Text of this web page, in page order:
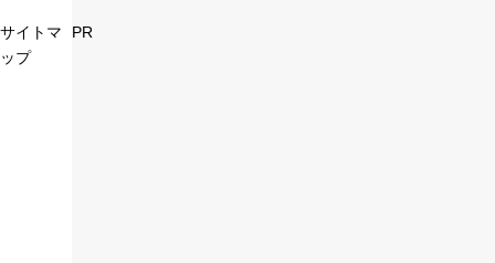
サイトマ
ップ
PR